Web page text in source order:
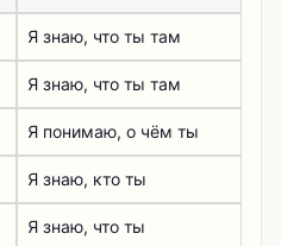
Я знаю, что ты там
Я знаю, что ты там
Я понимаю, о чём ты
Я знаю, кто ты
Я знаю, что ты